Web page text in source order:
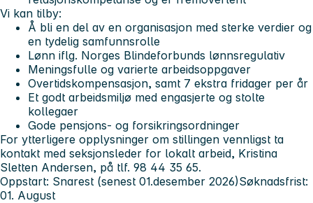
Vi kan tilby:
Å bli en del av en organisasjon med sterke verdier og
en tydelig samfunnsrolle
Lønn iflg. Norges Blindeforbunds lønnsregulativ
Meningsfulle og varierte arbeidsoppgaver
Overtidskompensasjon, samt 7 ekstra fridager per år
Et godt arbeidsmiljø med engasjerte og stolte
kollegaer
Gode pensjons- og forsikringsordninger
For ytterligere opplysninger om stillingen vennligst ta
kontakt med seksjonsleder for lokalt arbeid, Kristina
Sletten Andersen, på tlf. 98 44 35 65.
Oppstart: Snarest (senest 01.desember 2026)Søknadsfrist:
01. August